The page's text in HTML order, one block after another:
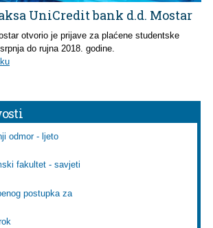
UniCredit bank d.d. Mostar
otvorio je prijave za plaćene studentske
do rujna 2018. godine.
odmor - ljeto
fakultet - savjeti
postupka za